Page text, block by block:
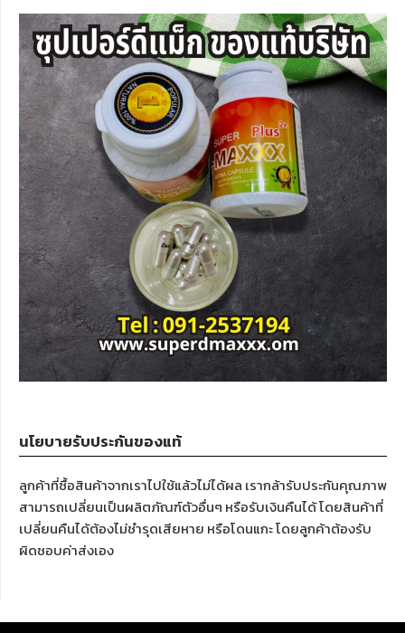
นโยบายรับประกันของแท้
ลูกค้าที่ซื้อสินค้าจากเราไปใช้แล้วไม่ได้ผล เรากล้ารับประกันคุณภาพ
สามารถเปลี่ยนเป็นผลิตภัณฑ์ตัวอื่นๆ หรือรับเงินคืนได้ โดยสินค้าที่
เปลี่ยนคืนได้ต้องไม่ชำรุดเสียหาย หรือโดนแกะ โดยลูกค้าต้องรับ
ผิดชอบค่าส่งเอง